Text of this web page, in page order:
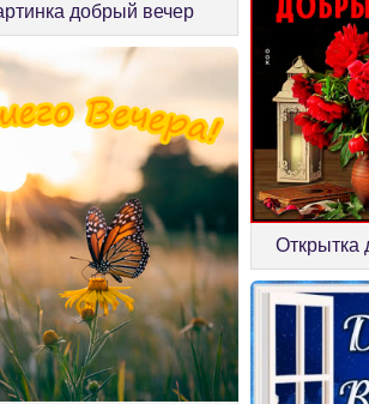
добрый вечер
Открытка